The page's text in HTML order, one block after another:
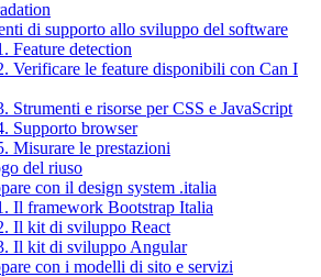
di supporto allo sviluppo del software
Feature detection
Verificare le feature disponibili con Can I
Strumenti e risorse per CSS e JavaScript
Supporto browser
Misurare le prestazioni
del riuso
con il design system .italia
Il framework Bootstrap Italia
Il kit di sviluppo React
Il kit di sviluppo Angular
con i modelli di sito e servizi